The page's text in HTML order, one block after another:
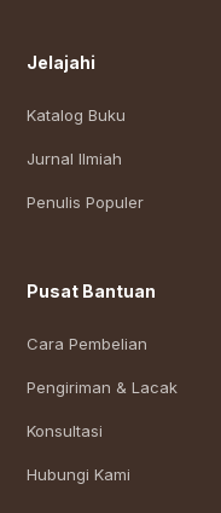
Jelajahi
Katalog Buku
Jurnal Ilmiah
Penulis Populer
Pusat Bantuan
Cara Pembelian
Pengiriman & Lacak
Konsultasi
Hubungi Kami